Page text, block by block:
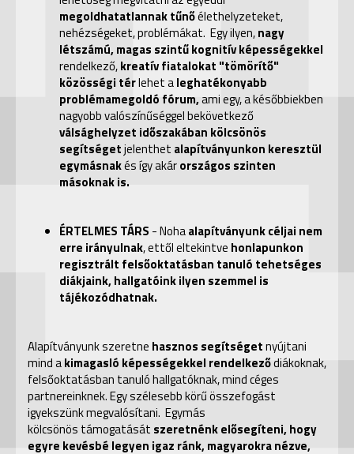
megoldhatatlannak tűnőélethelyzeteket,
nehézségeket, problémákat. Egy ilyen,nagy
létszámú, magas szintű kognitív képességekkel
rendelkező,kreatív fiatalokat "tömörítő"
közösségi térlehet aleghatékonyabb
problémamegoldó fórum,ami egy, a későbbiekben
nagyobb valószínűséggel bekövetkező
válsághelyzet időszakában kölcsönös
segítségetjelenthet alapítványunkon keresztül
egymásnakés ígyakárországos szinten
másoknak is.
ÉRTELMES TÁRS - Nohaalapítványunk céljai nem
erre irányulnak, ettől eltekintve honlapunkon
regisztrált felsőoktatásban tanuló tehetséges
diákjaink, hallgatóink ilyen szemmel is
tájékozódhatnak.
Alapítványunk szeretne hasznos segítségetnyújtani
mind akimagasló képességekkel rendelkeződiákoknak,
felsőoktatásban tanuló hallgatóknak, mind céges
partnereinknek. Egy szélesebb körű összefogást
igyekszünk megvalósítani. Egymás
kölcsönös támogatását szeretnénk elősegíteni, hogy
egyre kevésbé legyen igaz ránk, magyarokra nézve,